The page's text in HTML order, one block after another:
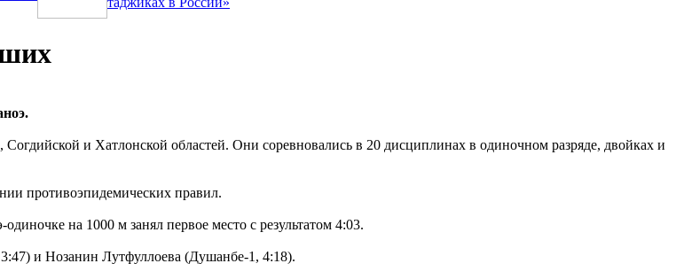
и Хатлонской областей. Они соревновались в 20 дисциплинах в одиночном разряде, двойках и
противоэпидемических правил.
на 1000 м занял первое место с результатом 4:03.
и Нозанин Лутфуллоева (Душанбе-1, 4:18).